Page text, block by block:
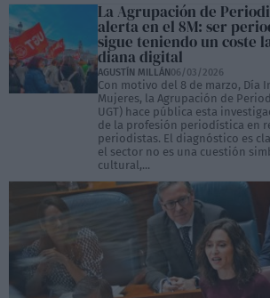
La Agrupación de
alerta en el 8M: ser
sigue teniendo un coste
diana digital
AGUSTÍN MILLÁN06/03/2026
Con motivo del 8 de marzo, Día
Mujeres, la Agrupación de
UGT) hace pública esta
de la profesión periodística en
periodistas. El diagnóstico es
el sector no es una cuestión
cultural,...